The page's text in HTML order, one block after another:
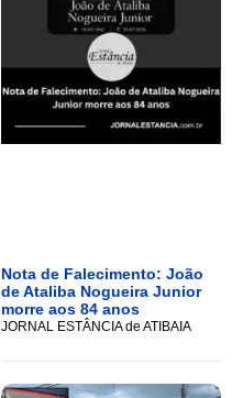
Nota de Falecimento: João
de Ataliba Nogueira Junior
morre aos 84 anos
JORNAL ESTÂNCIA de ATIBAIA